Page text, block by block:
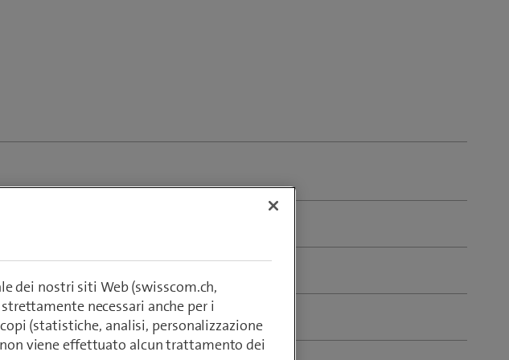
dei nostri siti Web (swisscom.ch,
necessari anche per i
(statistiche, analisi, personalizzazione
viene effettuato alcun trattamento dei